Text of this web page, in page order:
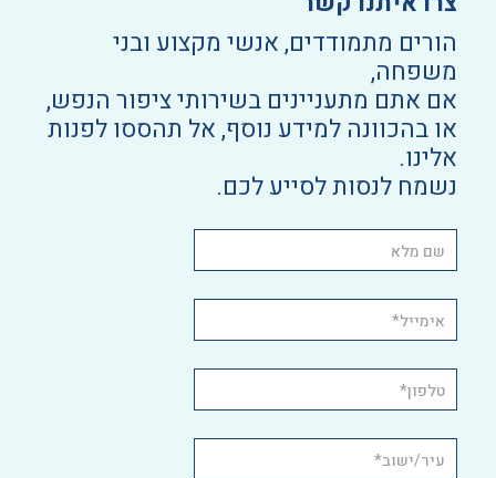
הורים מתמודדים, אנשי מקצוע ובני
משפחה,
אם אתם מתעניינים בשירותי ציפור הנפש,
או בהכוונה למידע נוסף, אל תהססו לפנות
אלינו.
נשמח לנסות לסייע לכם.